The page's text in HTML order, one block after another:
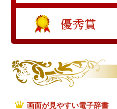
画面が見やすい電子辞書